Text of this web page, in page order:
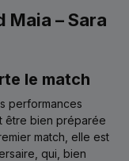
Maia – Sara
le match
performances
être bien préparée
match, elle est
qui, bien